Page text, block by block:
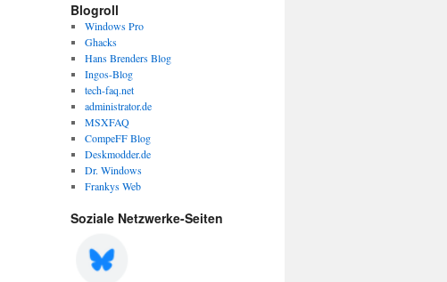
Blogroll
Windows Pro
Ghacks
Hans Brenders Blog
Ingos-Blog
tech-faq.net
administrator.de
MSXFAQ
CompeFF Blog
Deskmodder.de
Dr. Windows
Frankys Web
Soziale Netzwerke-Seiten